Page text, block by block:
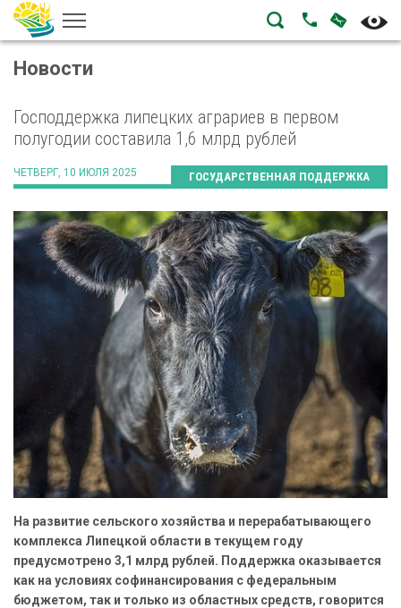
ПОЗВОНИТЬ
Новости
Господдержка липецких аграриев в первом
полугодии составила 1,6 млрд рублей
ГОСУДАРСТВЕННАЯ ПОДДЕРЖКА
ЧЕТВЕРГ, 10 ИЮЛЯ 2025
На развитие сельского хозяйства и перерабатывающего
комплекса Липецкой области в текущем году
предусмотрено 3,1 млрд рублей. Поддержка оказывается
как на условиях софинансирования с федеральным
бюджетом, так и только из областных средств, говорится